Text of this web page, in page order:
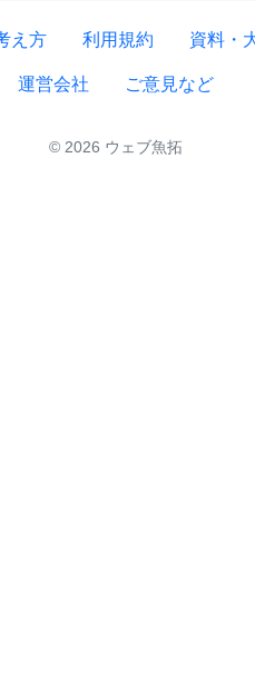
え方 利用規約 資料・
運営会社 ご意見など
© 2026 ウェブ魚拓